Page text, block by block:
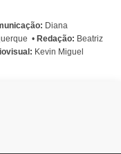
Diana
• Redação: Beatriz
Kevin Miguel